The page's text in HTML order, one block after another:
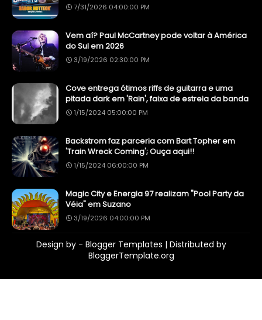
7/31/2026 04:00:00 PM
Vem aí? Paul McCartney pode voltar à América
do Sul em 2026
3/19/2026 02:30:00 PM
Cove entrega ótimos riffs de guitarra e uma
pitada dark em 'Rain', faixa de estreia da banda
1/15/2024 05:00:00 PM
Backstrom faz parceria com Bart Topher em
'Train Wreck Coming'; Ouça aqui!!
1/15/2024 06:00:00 PM
Magic City e Energia 97 realizam "Pool Party da
Véia" em Suzano
3/19/2026 04:00:00 PM
Design by - Blogger Templates | Distributed by
BloggerTemplate.org